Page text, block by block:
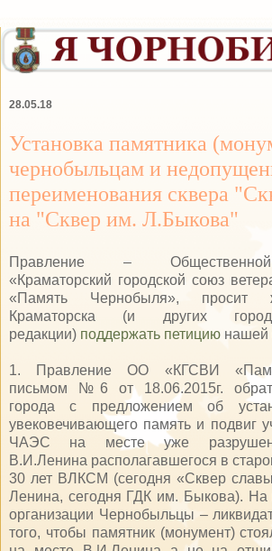
28.05.18
Установка памятника
чернобыльцам и
переименования сквера
на "Сквер им. Л.Быкова"
Правление – Общественной
«Краматорский городской союз
«Память Чернобыля», просит
Краматорска (и других
редакции) поддержать петицию нашей
1. Правление ОО «КГСВИ
письмом №6 от 18.06.2015г.
города с предложением об
увековечивающего память и подвиг
ЧАЭС на месте уже
В.И.Ленина располагавшегося в
30 лет ВЛКСМ (сегодня «Сквер
Ленина, сегодня ГДК им. Быкова). На
организации Чернобыльцы –
того, чтобы памятник (монумент)